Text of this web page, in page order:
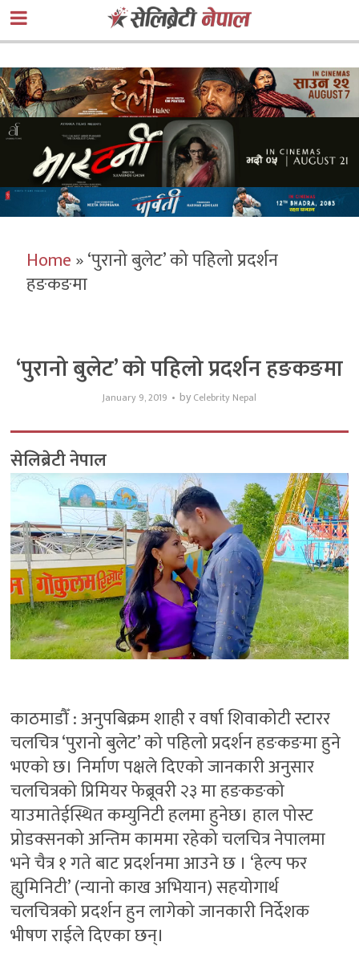
Home»‘पुरानो बुलेट’ को पहिलो प्रदर्शन
हङकङमा
‘पुरानो बुलेट’ को पहिलो प्रदर्शन हङकङमा
January 9, 2019 by Celebrity Nepal
सेलिब्रेटी नेपाल
काठमाडौँ : अनुपबिक्रम शाही र वर्षा शिवाकोटी स्टारर
चलचित्र ‘पुरानो बुलेट’ को पहिलो प्रदर्शन हङकङमा हुने
भएको छ। निर्माण पक्षले दिएको जानकारी अनुसार
चलचित्रको प्रिमियर फेब्रूवरी २३ मा हङकङको
याउमातेईस्थित कम्युनिटी हलमा हुनेछ। हाल पोस्ट
प्रोडक्सनको अन्तिम काममा रहेको चलचित्र नेपालमा
भने चैत्र १ गते बाट प्रदर्शनमा आउने छ । ‘हेल्प फर
ह्युमिनिटी’ (न्यानो काख अभियान) सहयोगार्थ
चलचित्रको प्रदर्शन हुन लागेको जानकारी निर्देशक
भीषण राईले दिएका छन्।